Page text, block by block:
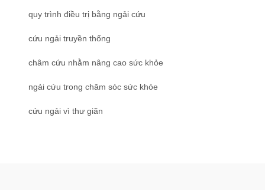
quy trình điều trị bằng ngải cứu
cứu ngải truyền thống
châm cứu nhằm nâng cao sức khỏe
ngải cứu trong chăm sóc sức khỏe
cứu ngải vì thư giãn